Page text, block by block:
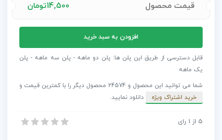
قیمت محصول 14,500تومان
موزیک
استوری
Audio
Visualizers
افزودن به سبد خرید
قابل دسترسی از طریق این پلن ها: پلن دو ماهه - پلن سه ماهه - پلن
یک ماهه
شما می توانید این محصول و 24574 محصول دیگر را با کمترین قیمت و
خرید اشتراک ویژه
دانلود نمایید.
پروژه افترافکت موزیک استوری اینستاگرام Audio Visualizers
5 از 1 رای